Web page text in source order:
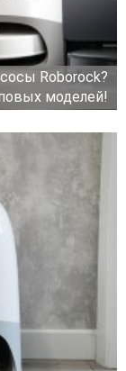
Roborock?
моделей!